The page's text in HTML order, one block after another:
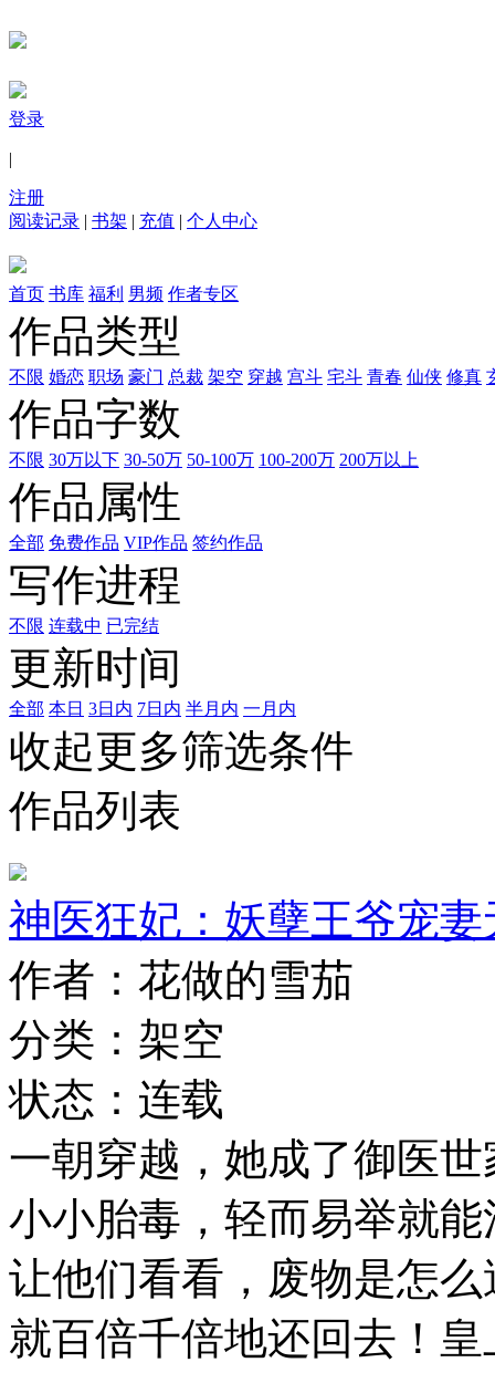
登录
|
注册
阅读记录 | 书架 | 充值 | 个人中心
首页 书库 福利 男频 作者专区
作品类型
不限 婚恋 职场 豪门 总裁 架空 穿越 宫斗 宅斗 青春 仙侠 修真
作品字数
不限 30万以下 30-50万 50-100万 100-200万 200万以上
作品属性
全部 免费作品 VIP作品 签约作品
写作进程
不限 连载中 已完结
更新时间
全部 本日 3日内 7日内 半月内 一月内
收起更多筛选条件
作品列表
神医狂妃：妖孽王爷宠妻
作者：花做的雪茄
分类：架空
状态：连载
一朝穿越，她成了御医
小小胎毒，轻而易举就
让他们看看，废物是怎
就百倍千倍地还回去！